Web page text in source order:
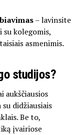
– lavinsite
kolegomis,
asmenimis.
studijos?
aukščiausios
didžiausiais
Be to,
įvairiose